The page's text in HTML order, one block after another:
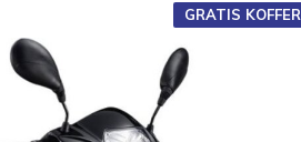
GRATIS KOFFER